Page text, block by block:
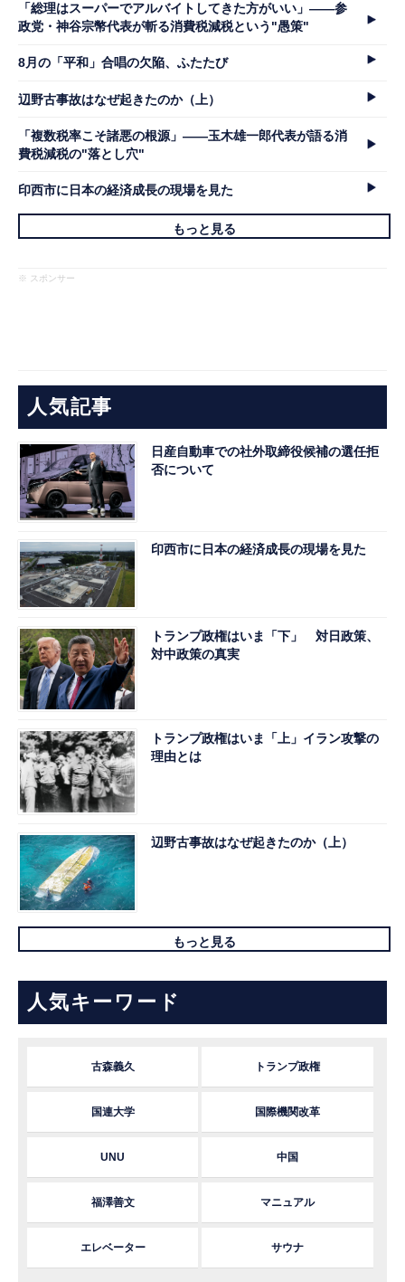
「総理はスーパーでアルバイトしてきた方がいい」――参
政党・神谷宗幣代表が斬る消費税減税という"愚策"
8月の「平和」合唱の欠陥、ふたたび
辺野古事故はなぜ起きたのか（上）
「複数税率こそ諸悪の根源」――玉木雄一郎代表が語る消
費税減税の"落とし穴"
印西市に日本の経済成長の現場を見た
もっと見る
※ スポンサー
人気記事
日産自動車での社外取締役候補の選任拒
否について
印西市に日本の経済成長の現場を見た
トランプ政権はいま「下」 対日政策、
対中政策の真実
トランプ政権はいま「上」イラン攻撃の
理由とは
辺野古事故はなぜ起きたのか（上）
もっと見る
人気キーワード
古森義久 トランプ政権
国連大学 国際機関改革
UNU 中国
福澤善文 マニュアル
エレベーター サウナ